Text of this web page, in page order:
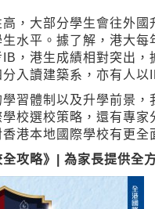
，大部分學生會往外
水平。據了解，港大
，港生成績相對突出
入讀建築系，亦有人以
習體制以及升學前景，
校選校策略，還有專
港本地國際學校有更全
全攻略》| 為家長提供全